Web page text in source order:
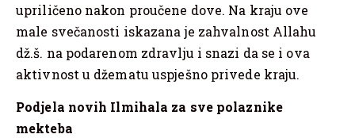
upriličeno nakon proučene dove. Na kraju ove
male svečanosti iskazana je zahvalnost Allahu
dž.š. na podarenom zdravlju i snazi da se i ova
aktivnost u džematu uspješno privede kraju.
Podjela novih Ilmihala za sve polaznike
mekteba